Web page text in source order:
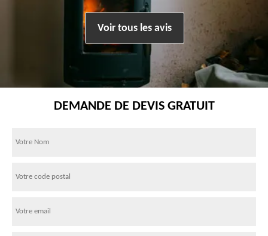
Voir tous les avis
DEMANDE DE DEVIS GRATUIT